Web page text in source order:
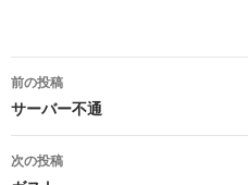
投
稿
ナ
前の投稿
サーバー不通
次の投稿